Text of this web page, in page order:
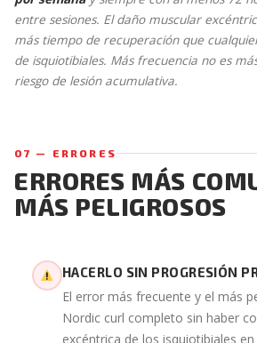
entre sesiones. El daño muscular
más tiempo de recuperación que
de isquiotibiales. Más frecuencia no es
riesgo de lesión acumulativa.
07 — ERRORES
ERRORES MÁS
MÁS PELIGROSOS
HACERLO SIN PROGRESIÓN
El error más frecuente y el más
Nordic curl completo sin haber
excéntrica de los isquiotibiales